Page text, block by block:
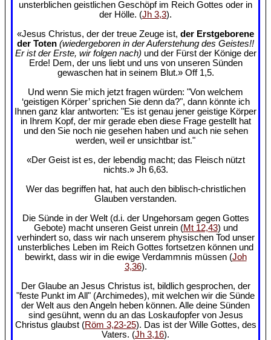
unsterblichen geistlichen Geschöpf im Reich Gottes oder in
der Hölle. (Jh 3,3).
«Jesus Christus, der der treue Zeuge ist, der Erstgeborene
der Toten (wiedergeboren in der Auferstehung des Geistes!!
Er ist der Erste, wir folgen nach) und der Fürst der Könige der
Erde! Dem, der uns liebt und uns von unseren Sünden
gewaschen hat in seinem Blut.» Off 1,5.
Und wenn Sie mich jetzt fragen würden: "Von welchem
‘geistigen Körper’ sprichen Sie denn da?", dann könnte ich
Ihnen ganz klar antworten: "Es ist genau jener geistige Körper
in Ihrem Kopf, der mir gerade eben diese Frage gestellt hat
und den Sie noch nie gesehen haben und auch nie sehen
werden, weil er unsichtbar ist."
«Der Geist ist es, der lebendig macht; das Fleisch nützt
nichts.» Jh 6,63.
Wer das begriffen hat, hat auch den biblisch-christlichen
Glauben verstanden.
Die Sünde in der Welt (d.i. der Ungehorsam gegen Gottes
Gebote) macht unseren Geist unrein (Mt 12,43) und
verhindert so, dass wir nach unserem physischen Tod unser
unsterbliches Leben im Reich Gottes fortsetzen können und
bewirkt, dass wir in die ewige Verdammnis müssen (Joh
3,36).
Der Glaube an Jesus Christus ist, bildlich gesprochen, der
"feste Punkt im All" (Archimedes), mit welchen wir die Sünde
der Welt aus den Angeln heben können. Alle deine Sünden
sind gesühnt, wenn du an das Loskaufopfer von Jesus
Christus glaubst (Röm 3,23-25). Das ist der Wille Gottes, des
Vaters. (Jh 3,16).